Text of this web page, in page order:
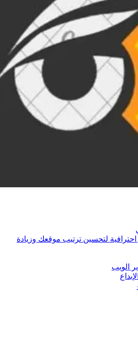
لتحسين ترتيب موقعك وزيادة
الويب